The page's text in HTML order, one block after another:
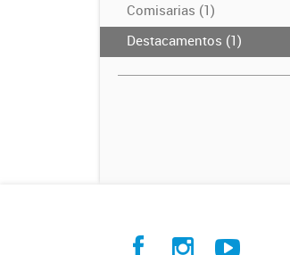
Comisarias (1)
Destacamentos (1)